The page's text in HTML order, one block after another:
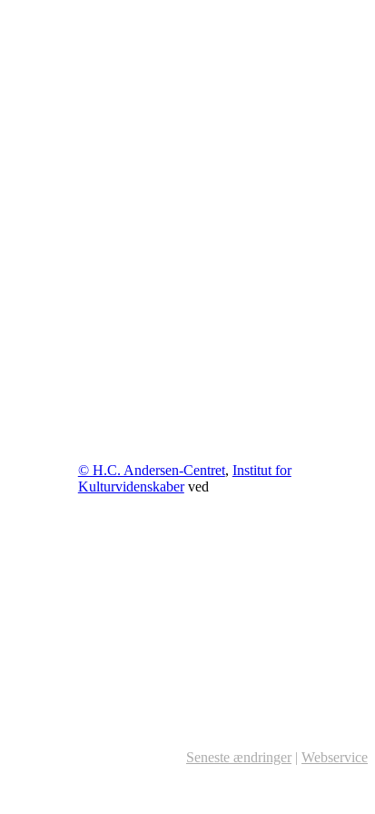
© H.C. Andersen-Centret, Institut for
Kulturvidenskaberved
Seneste ændringer | Webservice